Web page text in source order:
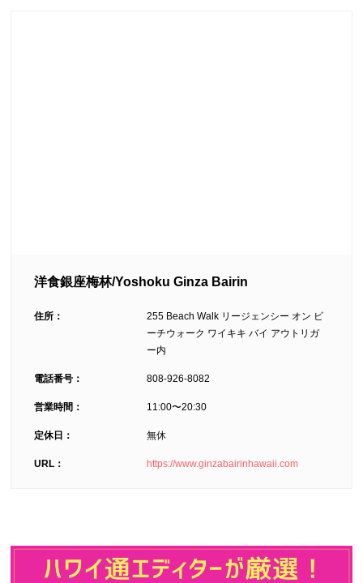
洋食銀座梅林/Yoshoku Ginza Bairin
住所：
255 Beach Walk リージェンシー オン ビ
ーチウォーク ワイキキ バイ アウトリガ
ー内
電話番号： 808-926-8082
営業時間： 11:00〜20:30
定休日： 無休
URL： https://www.ginzabairinhawaii.com